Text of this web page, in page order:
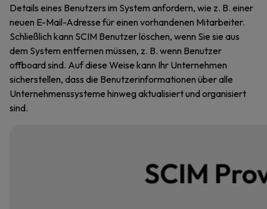
Details eines Benutzers im System anfordern, wie z. B. einer
neuen E-Mail-Adresse für einen vorhandenen Mitarbeiter.
Schließlich kann SCIM Benutzer löschen, wenn Sie sie aus
dem System entfernen müssen, z. B. wenn Benutzer
offboard sind. Auf diese Weise kann Ihr Unternehmen
sicherstellen, dass die Benutzerinformationen über alle
Unternehmenssysteme hinweg aktualisiert und organisiert
sind.